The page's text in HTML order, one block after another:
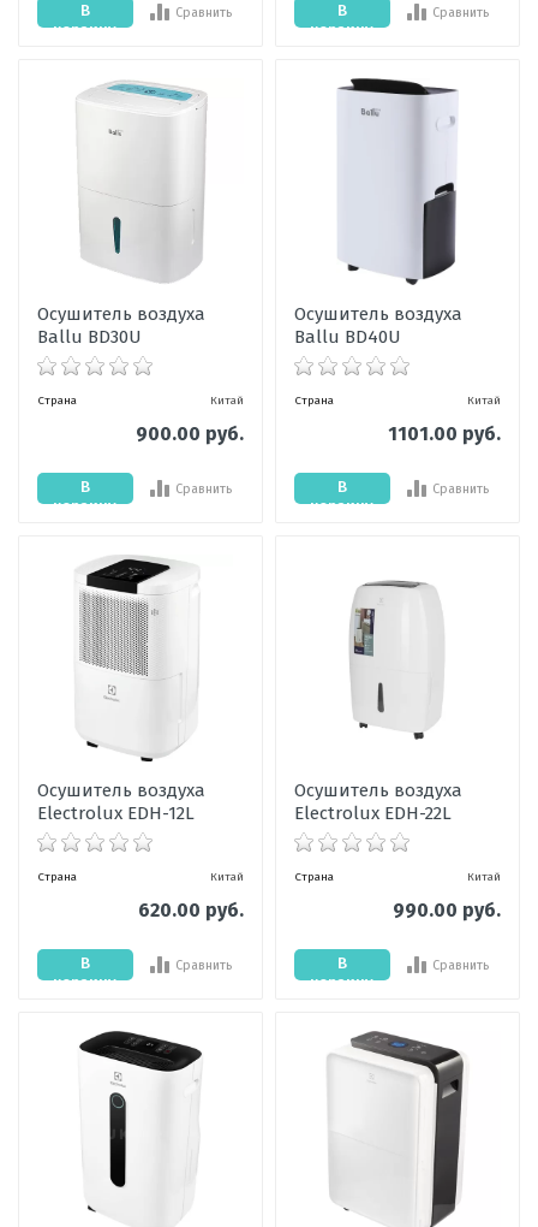
В
корзину
Сравнить
В
корзину
Сравнить
Осушитель воздуха
Ballu BD30U
Страна Китай
900.00 руб.
В
корзину
Сравнить
Осушитель воздуха
Ballu BD40U
Страна Китай
1101.00 руб.
В
корзину
Сравнить
Осушитель воздуха
Electrolux EDH-12L
Страна Китай
620.00 руб.
В
корзину
Сравнить
Осушитель воздуха
Electrolux EDH-22L
Страна Китай
990.00 руб.
В
корзину
Сравнить